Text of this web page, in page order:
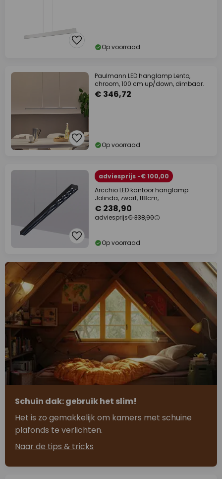
Op voorraad
Paulmann LED hanglamp Lento,
chroom, 100 cm up/down, dimbaar.
€ 346,72
Op voorraad
adviesprijs -€ 100,00
Arcchio LED kantoor hanglamp
Jolinda, zwart, 118cm,
omhoog/omlaag
€ 238,90
adviesprijs€ 338,90
Op voorraad
Schuin dak: gebruik het slim!
Het is zo gemakkelijk om kamers met schuine
plafonds te verlichten.
Naar de tips & tricks